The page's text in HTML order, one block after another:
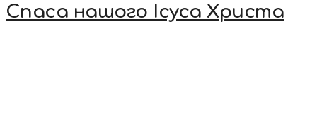
Спаса нашого Ісуса Христа